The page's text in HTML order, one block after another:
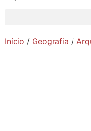
Início / Geografia /